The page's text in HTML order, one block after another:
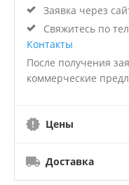
Заявка через
Свяжитесь по
Контакты
После получения
коммерческие
Цены
Доставка